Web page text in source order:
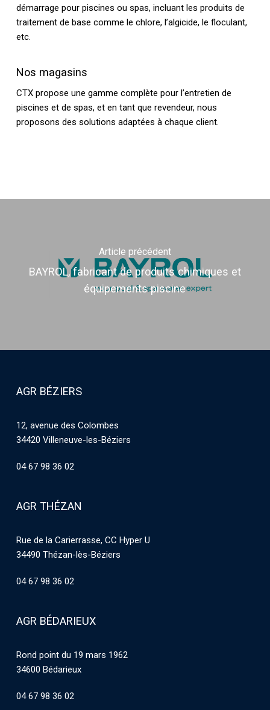
démarrage pour piscines ou spas, incluant les produits de
traitement de base comme le chlore, l’algicide, le floculant,
etc.
Nos magasins
CTX propose une gamme complète pour l’entretien de
piscines et de spas, et en tant que revendeur, nous
proposons des solutions adaptées à chaque client.
Article précédent
BAYROL, fabricant de produits chimiques et
équipements piscine
AGR BÉZIERS
12, avenue des Colombes
34420 Villeneuve-les-Béziers
04 67 98 36 02
AGR THÉZAN
Rue de la Carierrasse, CC Hyper U
34490 Thézan-lès-Béziers
04 67 98 36 02
AGR BÉDARIEUX
Rond point du 19 mars 1962
34600 Bédarieux
04 67 98 36 02